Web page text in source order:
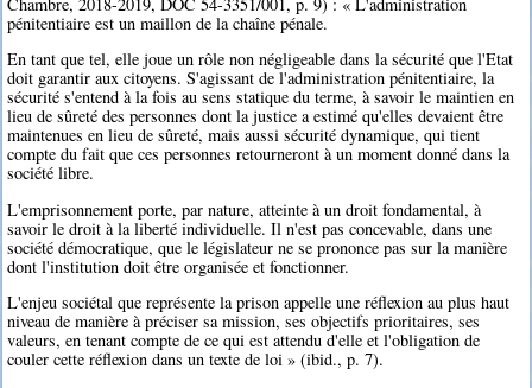
pénitentiaire est un maillon de la chaîne pénale.
En tant que tel, elle joue un rôle non négligeable dans la sécurité que l'Etat
doit garantir aux citoyens. S'agissant de l'administration pénitentiaire, la
sécurité s'entend à la fois au sens statique du terme, à savoir le maintien en
lieu de sûreté des personnes dont la justice a estimé qu'elles devaient être
maintenues en lieu de sûreté, mais aussi sécurité dynamique, qui tient
compte du fait que ces personnes retourneront à un moment donné dans la
société libre.
L'emprisonnement porte, par nature, atteinte à un droit fondamental, à
savoir le droit à la liberté individuelle. Il n'est pas concevable, dans une
société démocratique, que le législateur ne se prononce pas sur la manière
dont l'institution doit être organisée et fonctionner.
L'enjeu sociétal que représente la prison appelle une réflexion au plus haut
niveau de manière à préciser sa mission, ses objectifs prioritaires, ses
valeurs, en tenant compte de ce qui est attendu d'elle et l'obligation de
couler cette réflexion dans un texte de loi » (ibid., p. 7).